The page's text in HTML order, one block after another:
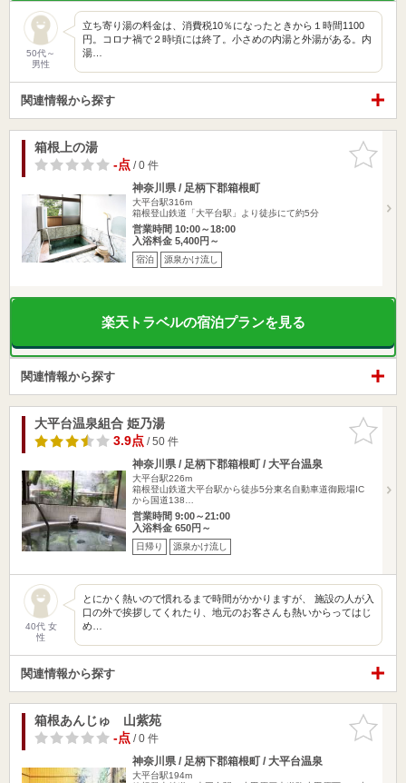
50代～
男性
立ち寄り湯の料金は、消費税10％になったときから１時間1100
円。コロナ禍で２時頃には終了。小さめの内湯と外湯がある。内
湯…
関連情報から探す
お気に入
りに追加
箱根上の湯
-点/ 0 件
神奈川県 / 足柄下郡箱根町
大平台駅316m
箱根登山鉄道「大平台駅」より徒歩にて約5分
営業時間 10:00～18:00
入浴料金 5,400円～
宿泊 源泉かけ流し
楽天トラベルの宿泊プランを見る
関連情報から探す
お気に入
りに追加
大平台温泉組合 姫乃湯
3.9点/ 50 件
神奈川県 / 足柄下郡箱根町 / 大平台温泉
大平台駅226m
箱根登山鉄道大平台駅から徒歩5分東名自動車道御殿場IC
から国道138…
営業時間 9:00～21:00
入浴料金 650円～
日帰り 源泉かけ流し
40代 女
性
とにかく熱いので慣れるまで時間がかかりますが、 施設の人が入
口の外で挨拶してくれたり、地元のお客さんも熱いからってはじ
め…
関連情報から探す
お気に入
りに追加
箱根あんじゅ 山紫苑
-点/ 0 件
神奈川県 / 足柄下郡箱根町 / 大平台温泉
大平台駅194m